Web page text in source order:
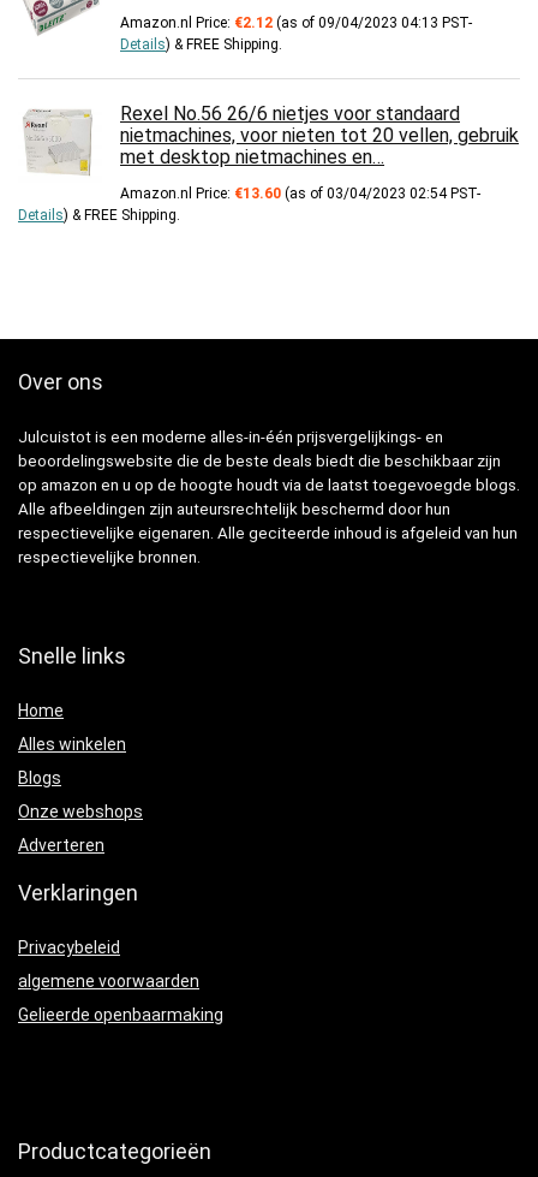
Amazon.nl Price: €2.12 (as of 09/04/2023 04:13 PST-
Details) & FREE Shipping.
Rexel No.56 26/6 nietjes voor standaard
nietmachines, voor nieten tot 20 vellen, gebruik
met desktop nietmachines en…
Amazon.nl Price: €13.60 (as of 03/04/2023 02:54 PST-
Details) & FREE Shipping.
Over ons
Julcuistot is een moderne alles-in-één prijsvergelijkings- en
beoordelingswebsite die de beste deals biedt die beschikbaar zijn
op amazon en u op de hoogte houdt via de laatst toegevoegde blogs.
Alle afbeeldingen zijn auteursrechtelijk beschermd door hun
respectievelijke eigenaren. Alle geciteerde inhoud is afgeleid van hun
respectievelijke bronnen.
Snelle links
Home
Alles winkelen
Blogs
Onze webshops
Adverteren
Verklaringen
Privacybeleid
algemene voorwaarden
Gelieerde openbaarmaking
Productcategorieën